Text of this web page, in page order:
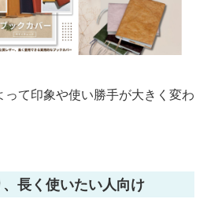
て印象や使い勝手が大きく変わ
長く使いたい人向け